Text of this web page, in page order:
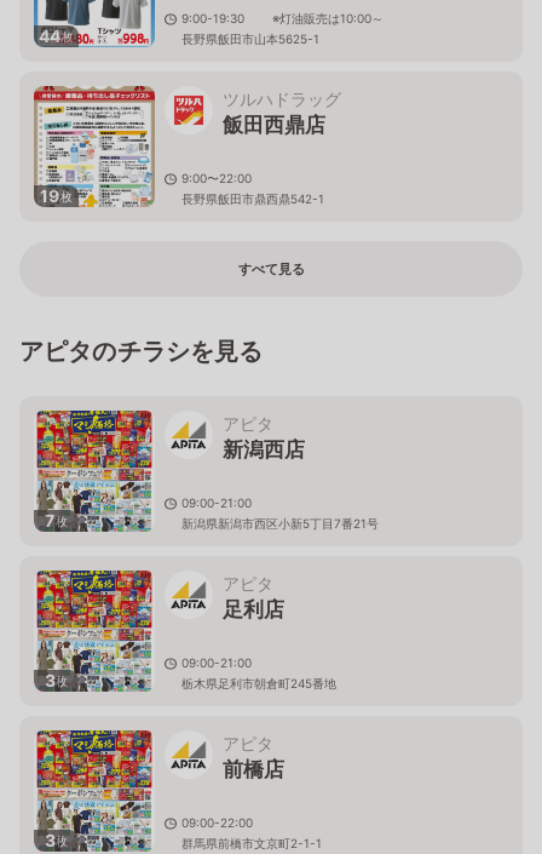
44枚
9:00-19:30 ※灯油販売は10:00～
長野県飯田市山本5625-1
19枚
ツルハドラッグ
飯田西鼎店
9:00〜22:00
長野県飯田市鼎西鼎542-1
すべて見る
アピタのチラシを見る
7枚
アピタ
新潟西店
09:00-21:00
新潟県新潟市西区小新5丁目7番21号
3枚
アピタ
足利店
09:00-21:00
栃木県足利市朝倉町245番地
3枚
アピタ
前橋店
09:00-22:00
群馬県前橋市文京町2-1-1